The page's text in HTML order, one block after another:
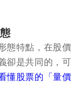
態特點，在股價
卻是共同的，可
懂股票的「量價